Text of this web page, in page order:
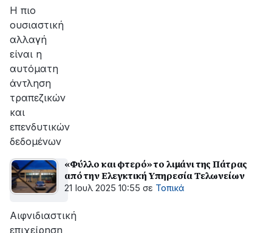
Η πιο
ουσιαστική
αλλαγή
είναι η
αυτόματη
άντληση
τραπεζικών
και
επενδυτικών
δεδομένων
«Φύλλο και φτερό» το λιμάνι της Πάτρας
από την Ελεγκτική Υπηρεσία Τελωνείων
21 Ιουλ 2025 10:55 σε Τοπικά
Αιφνιδιαστική
επιχείρηση